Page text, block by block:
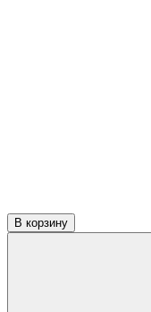
В корзину